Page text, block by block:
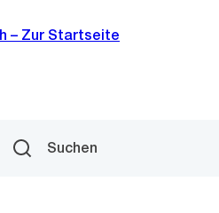
Suchen